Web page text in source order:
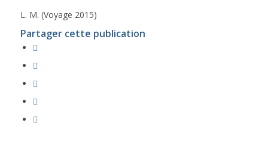
L. M. (Voyage 2015)
Partager cette publication